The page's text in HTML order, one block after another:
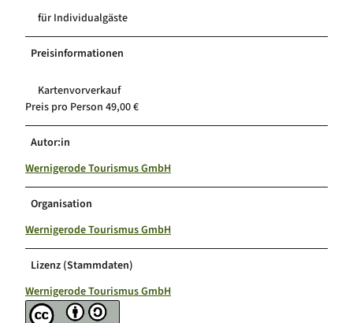
für Individualgäste
Preisinformationen
Kartenvorverkauf
Preis pro Person 49,00 €
Autor:in
Wernigerode Tourismus GmbH
Organisation
Wernigerode Tourismus GmbH
Lizenz (Stammdaten)
Wernigerode Tourismus GmbH